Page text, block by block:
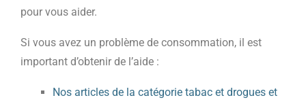
pour vous aider.
Si vous avez un problème de consommation, il est
important d’obtenir de l’aide :
Nos articles de la catégorie tabac et drogues et